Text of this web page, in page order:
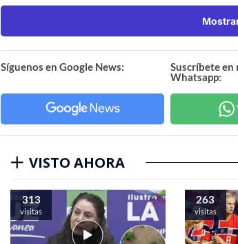
Síguenos en Google News:
Suscríbete en
Whatsapp:
VISTO AHORA
313
visitas
263
visitas